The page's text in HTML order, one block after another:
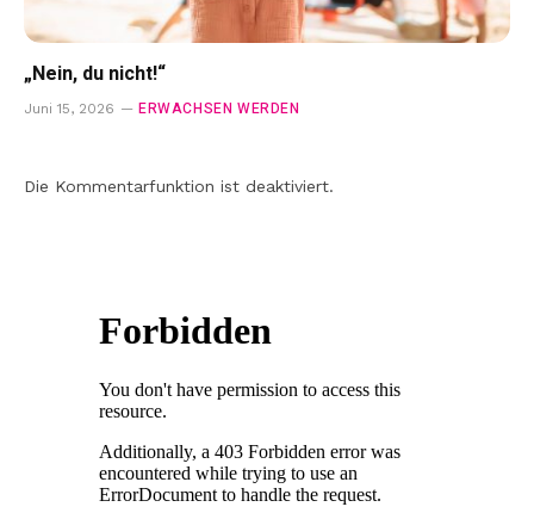
„Nein, du nicht!“
Juni 15, 2026 ERWACHSEN WERDEN
Die Kommentarfunktion ist deaktiviert.